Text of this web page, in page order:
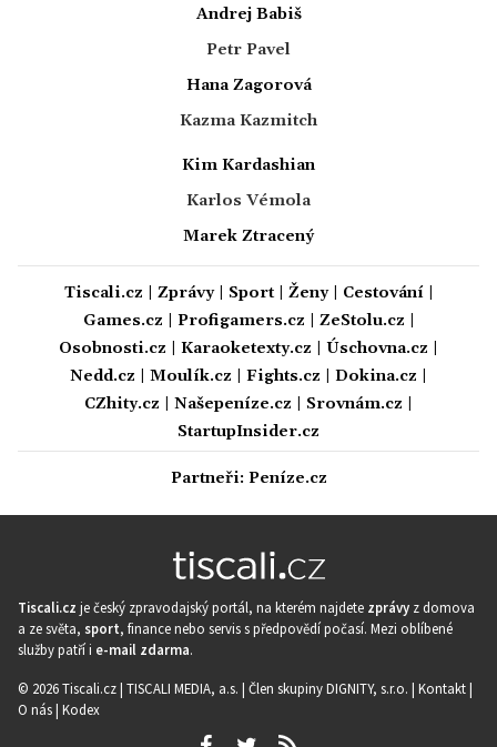
Andrej Babiš
Petr Pavel
Hana Zagorová
Kazma Kazmitch
Kim Kardashian
Karlos Vémola
Marek Ztracený
Tiscali.cz Zprávy| Sport| Ženy| Cestování|
Games.cz
Profigamers.cz ZeStolu.cz
Osobnosti.cz
Karaoketexty.cz Úschovna.cz
Nedd.cz
Moulík.cz Fights.cz Dokina.cz
CZhity.cz
Našepeníze.cz Srovnám.cz
StartupInsider.cz
Partneři: Peníze.cz
Tiscali.cz je český zpravodajský portál, na kterém najdete zprávy z domova
a ze světa, sport, finance nebo servis s předpovědí počasí. Mezi oblíbené
služby patří i e-mail zdarma.
© 2026 Tiscali.cz | TISCALI MEDIA, a.s. | Člen skupiny DIGNITY, s.r.o. | Kontakt|
O nás| Kodex